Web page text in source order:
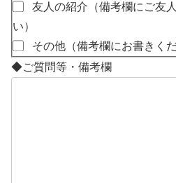
友人の紹介（備考欄にご友
い）
その他（備考欄にお書きくだ
◆ご質問等・備考欄